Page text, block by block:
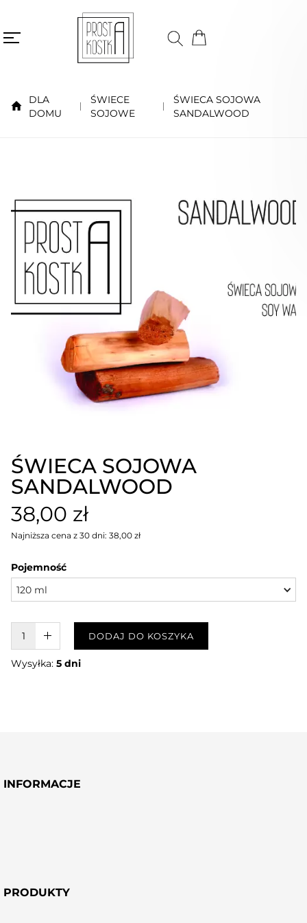
DLA
DOMU
ŚWIECE
SOJOWE
ŚWIECA SOJOWA
SANDALWOOD
ŚWIECA SOJOWA
SANDALWOOD
38,00 zł
Najniższa cena z 30 dni: 38,00 zł
Pojemność
120 ml
W KOSZYKU :)DODAJ DO KOSZYKA
Wysyłka:5 dni
INFORMACJE
PRODUKTY